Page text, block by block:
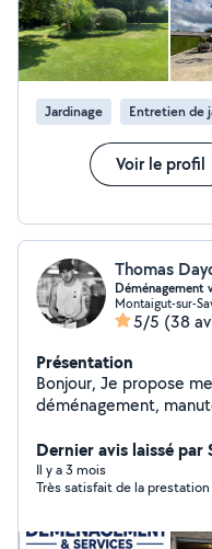
Jardinage Entretien de
Voir le profil
Déménagement
Montaigut-sur-
5/5 (38
Présentation
Bonjour, Je propose
déménagement,
déplacer des meubles
encombrés. Je peux
meubles (lit, table,
Dernier avis laissé par
Il y a 3 mois
Très satisfait de la